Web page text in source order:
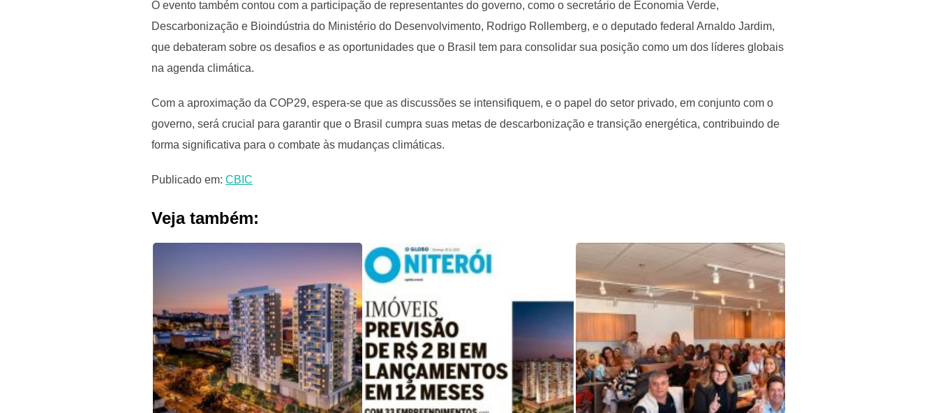
O evento também contou com a participação de representantes do governo, como o secretário de Economia Verde,
Descarbonização e Bioindústria do Ministério do Desenvolvimento, Rodrigo Rollemberg, e o deputado federal Arnaldo Jardim,
que debateram sobre os desafios e as oportunidades que o Brasil tem para consolidar sua posição como um dos líderes globais
na agenda climática.
Com a aproximação da COP29, espera-se que as discussões se intensifiquem, e o papel do setor privado, em conjunto com o
governo, será crucial para garantir que o Brasil cumpra suas metas de descarbonização e transição energética, contribuindo de
forma significativa para o combate às mudanças climáticas.
Publicado em: CBIC
Veja também: